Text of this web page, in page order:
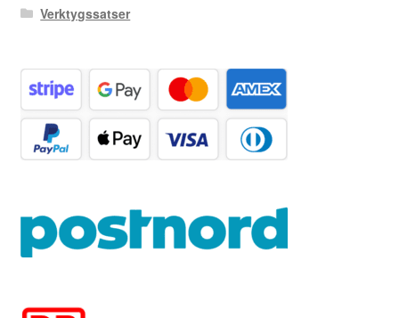
Verktygssatser